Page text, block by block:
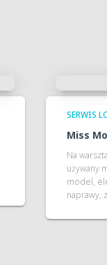
SERWIS
Miss
Na
używany
model,
naprawy,